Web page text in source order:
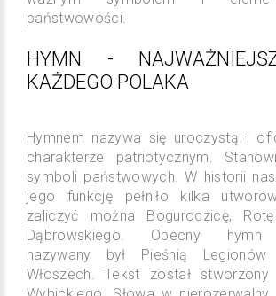
państwowości.
HYMN -
KAŻDEGO POLAKA
Hymnem nazywa się uroczystą i
charakterze patriotycznym.
symboli państwowych. W historii
jego funkcję pełniło kilka
zaliczyć można Bogurodzicę,
Dąbrowskiego. Obecny hymn
nazywany był Pieśnią
Włoszech. Tekst został